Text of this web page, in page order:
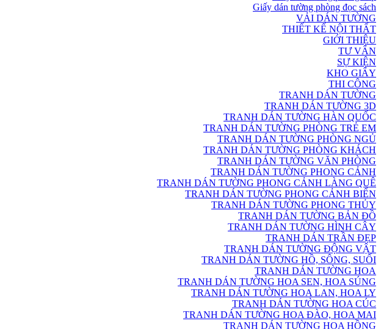
Giấy dán tường phòng đọc sách
VẢI DÁN TƯỜNG
THIẾT KẾ NỘI THẤT
GIỚI THIỆU
TƯ VẤN
SỰ KIỆN
KHO GIẤY
THI CÔNG
TRANH DÁN TƯỜNG
TRANH DÁN TƯỜNG 3D
TRANH DÁN TƯỜNG HÀN QUỐC
TRANH DÁN TƯỜNG PHÒNG TRẺ EM
TRANH DÁN TƯỜNG PHÒNG NGỦ
TRANH DÁN TƯỜNG PHÒNG KHÁCH
TRANH DÁN TƯỜNG VĂN PHÒNG
TRANH DÁN TƯỜNG PHONG CẢNH
TRANH DÁN TƯỜNG PHONG CẢNH LÀNG QUÊ
TRANH DÁN TƯỜNG PHONG CẢNH BIỂN
TRANH DÁN TƯỜNG PHONG THỦY
TRANH DÁN TƯỜNG BẢN ĐỒ
TRANH DÁN TƯỜNG HÌNH CÂY
TRANH DÁN TRẦN ĐẸP
TRANH DÁN TƯỜNG ĐỘNG VẬT
TRANH DÁN TƯỜNG HỒ, SÔNG, SUỐI
TRANH DÁN TƯỜNG HOA
TRANH DÁN TƯỜNG HOA SEN, HOA SÚNG
TRANH DÁN TƯỜNG HOA LAN, HOA LY
TRANH DÁN TƯỜNG HOA CÚC
TRANH DÁN TƯỜNG HOA ĐÀO, HOA MAI
TRANH DÁN TƯỜNG HOA HỒNG